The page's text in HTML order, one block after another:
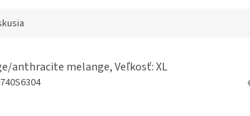
anthracite melange, Veľkosť: XL